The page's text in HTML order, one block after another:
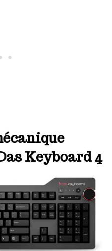
Keyboard 4